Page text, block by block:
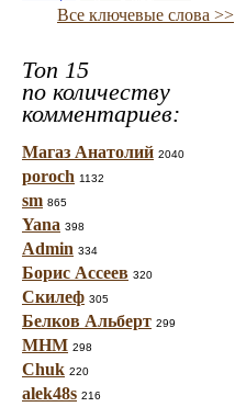
Все ключевые слова >>
Топ 15
по количеству
комментариев:
Магаз Анатолий 2040
poroch 1132
sm 865
Yana 398
Admin 334
Борис Ассеев 320
Скилеф 305
Белков Альберт 299
МНМ 298
Chuk 220
alek48s 216